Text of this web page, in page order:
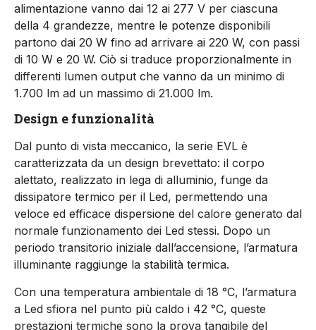
alimentazione vanno dai 12 ai 277 V per ciascuna
della 4 grandezze, mentre le potenze disponibili
partono dai 20 W fino ad arrivare ai 220 W, con passi
di 10 W e 20 W. Ciò si traduce proporzionalmente in
differenti lumen output che vanno da un minimo di
1.700 lm ad un massimo di 21.000 lm.
Design e funzionalità
Dal punto di vista meccanico, la serie EVL è
caratterizzata da un design brevettato: il corpo
alettato, realizzato in lega di alluminio, funge da
dissipatore termico per il Led, permettendo una
veloce ed efficace dispersione del calore generato dal
normale funzionamento dei Led stessi. Dopo un
periodo transitorio iniziale dall’accensione, l’armatura
illuminante raggiunge la stabilità termica.
Con una temperatura ambientale di 18 °C, l’armatura
a Led sfiora nel punto più caldo i 42 °C, queste
prestazioni termiche sono la prova tangibile del